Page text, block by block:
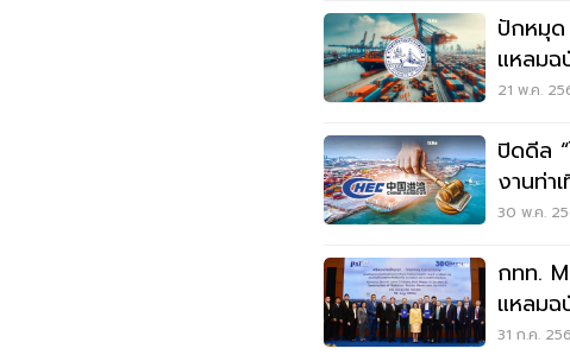
ปักหมุด
แหลมฉ
21 พ.ค.
ปิดดีล
งานท่า
30 พ.ค.
กทท.
แหลมฉ
บริการ
31 ก.ค.